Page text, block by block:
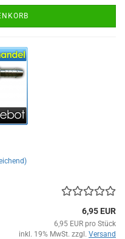
6,95 EUR
6,95 EUR pro Stück
inkl. 19% MwSt. zzgl. Versand